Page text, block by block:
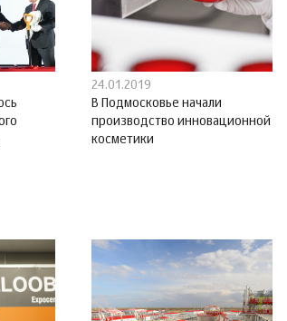
24.01.2019
В Подмосковье начали
производство инновационной
косметики